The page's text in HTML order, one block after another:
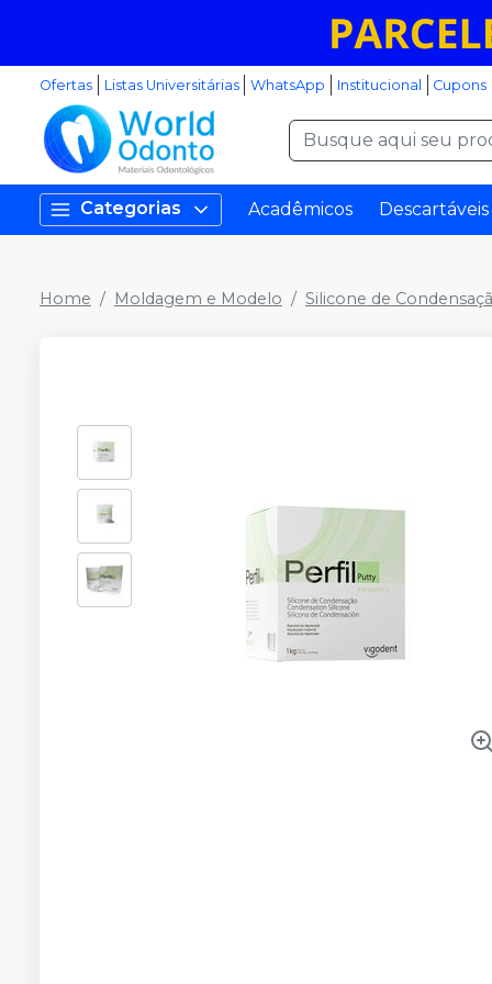
Ofertas Listas Universitárias WhatsApp Institucional Cupons
Categorias Acadêmicos Descartáveis
Home Moldagem e Modelo Silicone de